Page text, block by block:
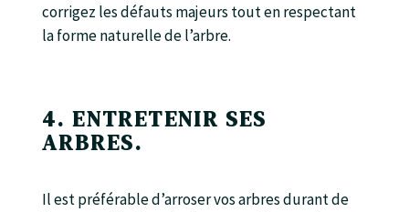
corrigez les défauts majeurs tout en respectant
la forme naturelle de l’arbre.
4. ENTRETENIR SES
ARBRES.
Il est préférable d’arroser vos arbres durant de